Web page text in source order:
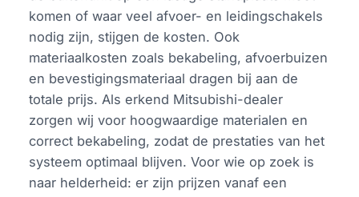
komen of waar veel afvoer- en leidingschakels
nodig zijn, stijgen de kosten. Ook
materiaalkosten zoals bekabeling, afvoerbuizen
en bevestigingsmateriaal dragen bij aan de
totale prijs. Als erkend Mitsubishi-dealer
zorgen wij voor hoogwaardige materialen en
correct bekabeling, zodat de prestaties van het
systeem optimaal blijven. Voor wie op zoek is
naar helderheid: er zijn prijzen vanaf een